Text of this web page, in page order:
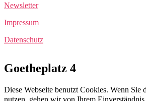
Newsletter
Impressum
Datenschutz
Goetheplatz 4
Diese Webseite benutzt Cookies. Wenn Sie
nutzen, gehen wir von Ihrem Einverständnis